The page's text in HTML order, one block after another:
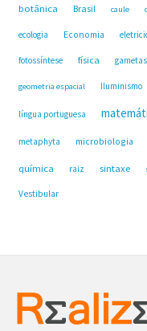
botânica Brasil caule
ecologia Economia
fotossíntese física gametas
geometria espacial Iluminismo
língua portuguesa
metaphyta microbiologia
química raiz sintaxe
Vestibular